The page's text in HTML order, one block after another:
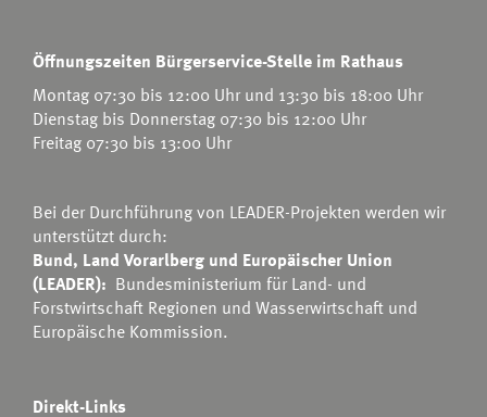
Öffnungszeiten Bürgerservice-Stelle im Rathaus
Montag 07:30 bis 12:00 Uhr und 13:30 bis 18:00 Uhr
Dienstag bis Donnerstag 07:30 bis 12:00 Uhr
Freitag 07:30 bis 13:00 Uhr
Bei der Durchführung von LEADER-Projekten werden wir
unterstützt durch:
Bund, Land Vorarlberg und Europäischer Union
(LEADER): Bundesministerium für Land- und
Forstwirtschaft Regionen und Wasserwirtschaft und
Europäische Kommission.
Direkt-Links